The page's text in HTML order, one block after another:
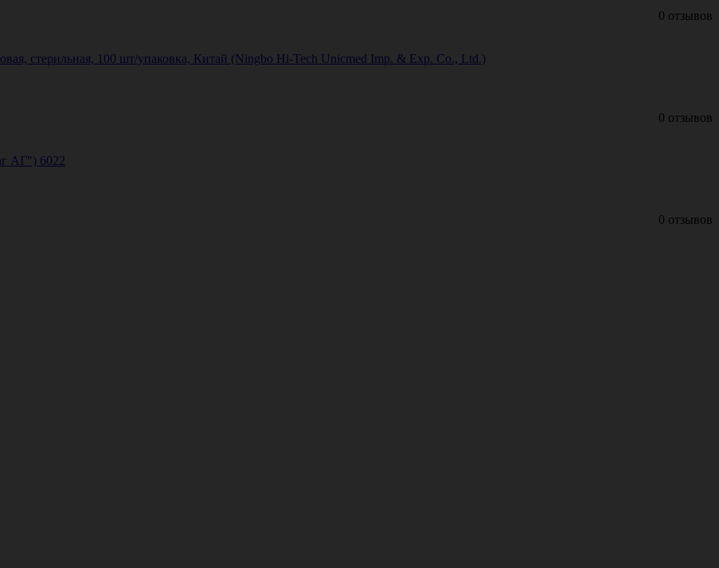
0 отзывов
стерильная, 100 шт/упаковка, Китай (Ningbo Hi-Tech Unicmed Imp. & Exp. Co., Ltd.)
0 отзывов
АГ") 6022
0 отзывов